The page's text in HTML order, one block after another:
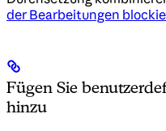
der Bearbeitungen
Fügen Sie
hinzu